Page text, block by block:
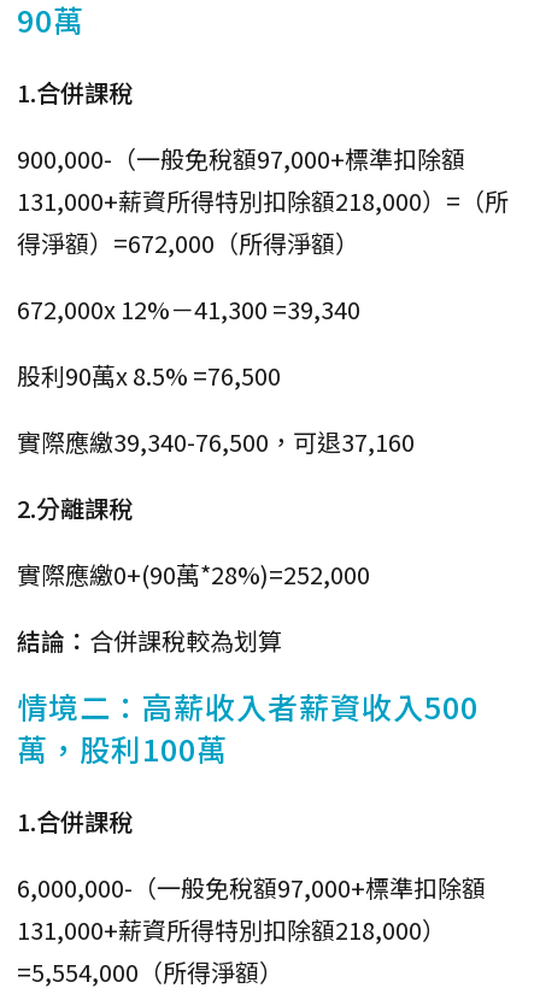
90萬
1.合併課稅
900,000-（一般免稅額97,000+標準扣除額
131,000+薪資所得特別扣除額218,000）=（所
得淨額）=672,000（所得淨額）
672,000x 12%－41,300 =39,340
股利90萬x 8.5% =76,500
實際應繳39,340-76,500，可退37,160
2.分離課稅
實際應繳0+(90萬*28%)=252,000
結論： 合併課稅較為划算
情境二：高薪收入者薪資收入500
萬，股利100萬
1.合併課稅
6,000,000-（一般免稅額97,000+標準扣除額
131,000+薪資所得特別扣除額218,000）
=5,554,000（所得淨額）